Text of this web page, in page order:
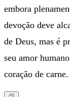
embora
devoção deve
de Deus, mas é
seu amor
coração de carne.